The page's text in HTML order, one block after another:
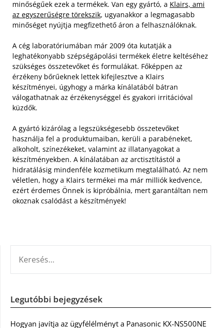
minőségűek ezek a termékek. Van egy gyártó, a Klairs, ami
az egyszerűségre törekszik, ugyanakkor a legmagasabb
minőséget nyújtja megfizethető áron a felhasználóknak.
A cég laboratóriumában már 2009 óta kutatják a
leghatékonyabb szépségápolási termékek életre keltéséhez
szükséges összetevőket és formulákat. Főképpen az
érzékeny bőrűeknek lettek kifejlesztve a Klairs
készítményei, úgyhogy a márka kínálatából bátran
válogathatnak az érzékenységgel és gyakori irritációval
küzdők.
A gyártó kizárólag a legszükségesebb összetevőket
használja fel a produktumaiban, kerüli a parabéneket,
alkoholt, színezékeket, valamint az illatanyagokat a
készítményekben. A kínálatában az arctisztítástól a
hidratálásig mindenféle kozmetikum megtalálható. Az nem
véletlen, hogy a Klairs termékei ma már milliók kedvence,
ezért érdemes Önnek is kipróbálnia, mert garantáltan nem
okoznak csalódást a készítmények!
Legutóbbi bejegyzések
Hogyan javítja az ügyfélélményt a Panasonic KX-NS500NE